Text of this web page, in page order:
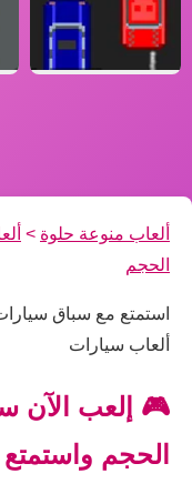
ألعاب منوعة حلوة >
الحجم
استمتع مع سباق
ألعاب سيارات
🎮 إلعب الآن
الحجم